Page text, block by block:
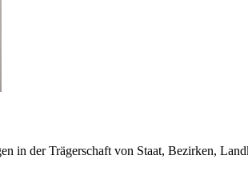
in der Trägerschaft von Staat, Bezirken,